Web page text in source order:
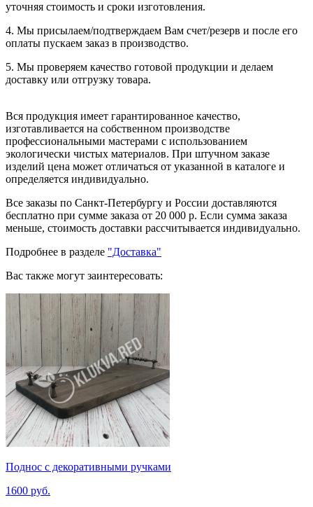
уточняя стоимость и сроки изготовления.
4. Мы присылаем/подтверждаем Вам счет/резерв и после его
оплаты пускаем заказ в производство.
5. Мы проверяем качество готовой продукции и делаем
доставку или отгрузку товара.
Вся продукция имеет гарантированное качество,
изготавливается на собственном производстве
профессиональными мастерами с использованием
экологически чистых материалов. При штучном заказе
изделий цена может отличаться от указанной в каталоге и
определяется индивидуально.
Все заказы по Санкт-Петербургу и России доставляются
бесплатно при сумме заказа от 20 000 р. Если сумма заказа
меньше, стоимость доставки рассчитывается индивидуально.
Подробнее в разделе "Доставка"
Вас также могут заинтересовать:
Поднос с декоративными ручками
1600 руб.